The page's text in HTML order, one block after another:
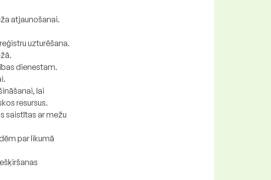
atjaunošanai.
uzturēšana.
dienestam.
lai
resursus.
saistītas ar mežu
par likumā